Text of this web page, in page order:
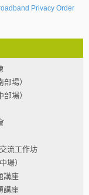
Privacy Order
場）
場）
流工作坊
場）
講座
講座